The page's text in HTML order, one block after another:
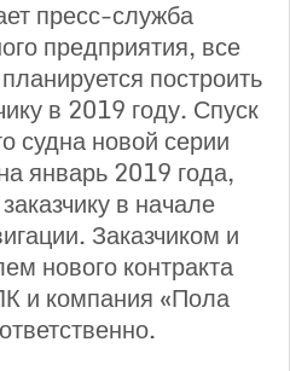
пресс-служба
предприятия, все
построить
в 2019 году. Спуск
судна новой серии
январь 2019 года,
в начале
Заказчиком и
нового контракта
и компания «Пола